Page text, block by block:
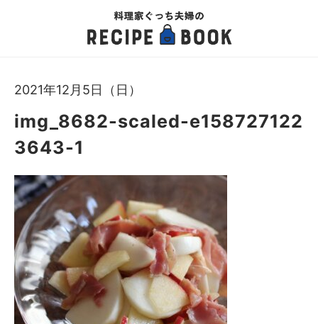
2021年12月5日（日）
img_8682-scaled-e158727122
3643-1